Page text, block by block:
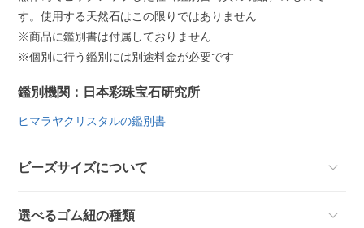
す。使用する天然石はこの限りではありません
※商品に鑑別書は付属しておりません
※個別に行う鑑別には別途料金が必要です
鑑別機関：日本彩珠宝石研究所
ヒマラヤクリスタルの鑑別書
ビーズサイズについて
選べるゴム紐の種類